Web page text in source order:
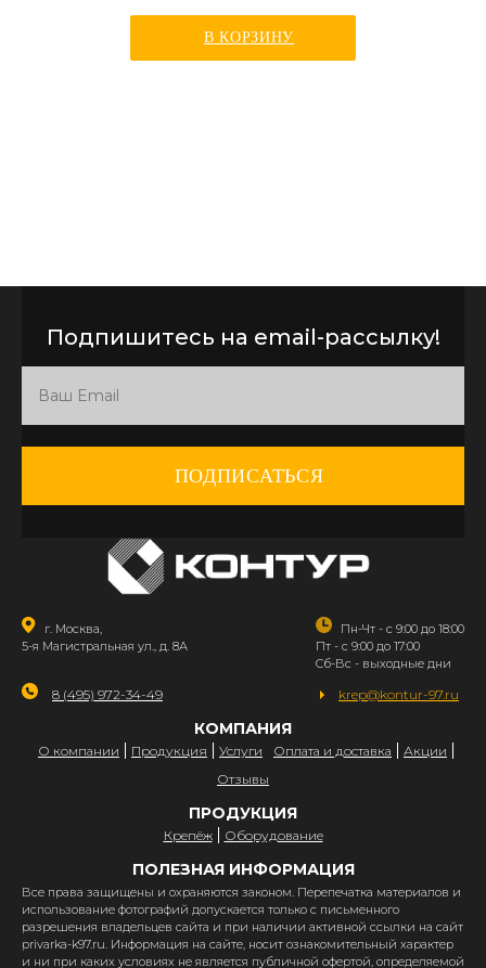
В КОРЗИНУ
Подпишитесь на email-рассылку!
ПОДПИСАТЬСЯ
г. Москва,
5-я Магистральная ул., д. 8А
Пн-Чт - с 9:00 до 18:00
Пт - с 9:00 до 17:00
Сб-Вс - выходные дни
8 (495) 972-34-49 krep@kontur-97.ru
КОМПАНИЯ
О компании Продукция Услуги Оплата и доставка
Акции
Отзывы
ПРОДУКЦИЯ
Крепёж Оборудование
ПОЛЕЗНАЯ ИНФОРМАЦИЯ
Все права защищены и охраняются законом. Перепечатка материалов и
использование фотографий допускается только с письменного
разрешения владельцев сайта и при наличии активной ссылки на сайт
privarka-k97.ru. Информация на сайте, носит ознакомительный характер
и ни при каких условиях не является публичной офертой, определяемой